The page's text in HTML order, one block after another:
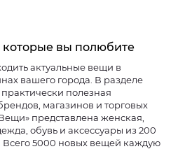
которые вы полюбите
актуальные вещи в
вашего города. В разделе
полезная
магазинов и торговых
представлена женская,
обувь и аксессуары из 200
Всего 5000 новых вещей каждую